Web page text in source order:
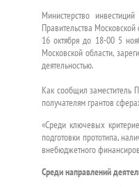
Министерство
Правительства
16 октября до 18-00 5
Московской области,
деятельностью.
Как сообщил заместитель
получателям грантов
«Среди ключевых
подготовки прототипа,
внебюджетного
Среди направлений